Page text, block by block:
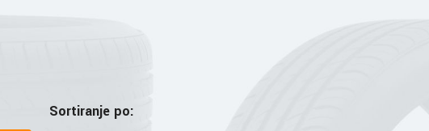
Sortiranje po: